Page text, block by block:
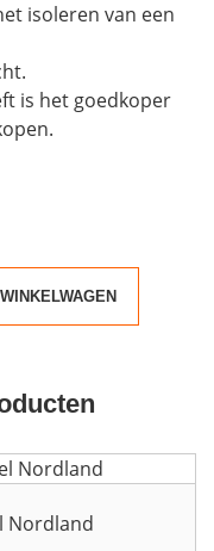
isoleren van een
is het goedkoper
Nordland